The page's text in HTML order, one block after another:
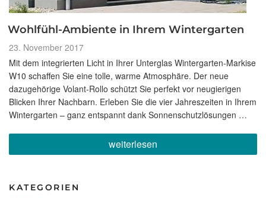
Wohlfühl-Ambiente in Ihrem Wintergarten
Veröffentlicht
am
23. November 2017
Mit dem integrierten Licht in Ihrer Unterglas Wintergarten-Markise
W10 schaffen Sie eine tolle, warme Atmosphäre. Der neue
dazugehörige Volant-Rollo schützt Sie perfekt vor neugierigen
Blicken Ihrer Nachbarn. Erleben Sie die vier Jahreszeiten in Ihrem
Wintergarten – ganz entspannt dank Sonnenschutzlösungen …
„Wohlfühl-
Ambiente
weiterlesen
KATEGORIEN